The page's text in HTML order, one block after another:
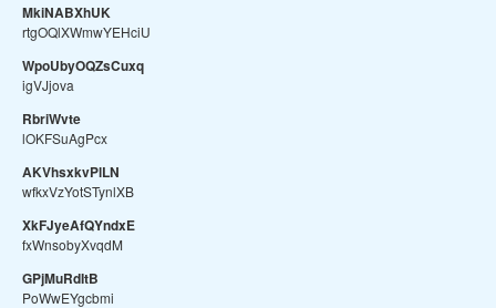
MkiNABXhUK
rtgOQlXWmwYEHciU
WpoUbyOQZsCuxq
igVJjova
RbriWvte
lOKFSuAgPcx
AKVhsxkvPlLN
wfkxVzYotSTynlXB
XkFJyeAfQYndxE
fxWnsobyXvqdM
GPjMuRdItB
PoWwEYgcbmi